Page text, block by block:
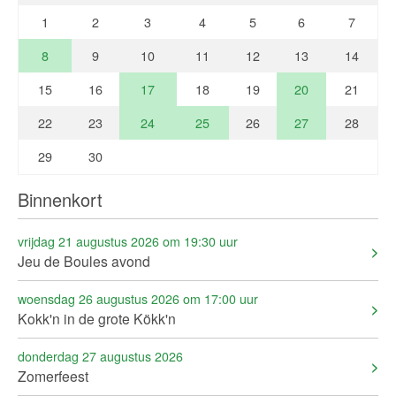
1 2 3 4 5 6
7
8
9 10 11 12 13
14
15
16 17 18 19 20
21
22
23 24 25 26 27
28
29
30
Binnenkort
vrijdag 21 augustus 2026 om 19:30 uur
Jeu de Boules avond
woensdag 26 augustus 2026 om 17:00 uur
Kokk'n in de grote Kökk'n
donderdag 27 augustus 2026
Zomerfeest